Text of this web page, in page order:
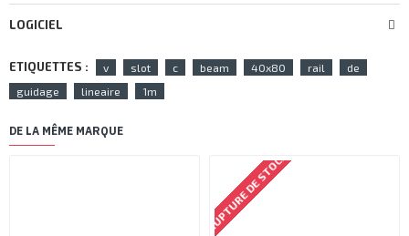
LOGICIEL
ETIQUETTES : v slot c beam 40x80 rail
de
guidage
lineaire 1m
DE LA MÊME MARQUE
RUPTURE DE STOCK